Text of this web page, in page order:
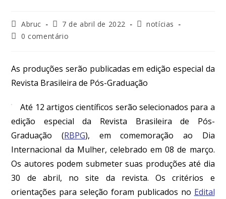
Abruc 7 de abril de 2022
notícias
0 comentário
As produções serão publicadas em edição especial da
Revista Brasileira de Pós-Graduação
Até 12 artigos científicos serão selecionados para a
edição especial da Revista Brasileira de Pós-
Graduação (RBPG), em comemoração ao Dia
Internacional da Mulher, celebrado em 08 de março.
Os autores podem submeter suas produções até dia
30 de abril, nosite da revista. Os critérios e
orientações para seleção foram publicados no Edital